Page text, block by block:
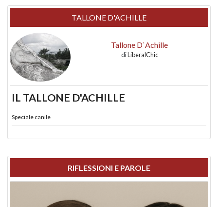
TALLONE D'ACHILLE
Tallone D`Achille
diLiberalChic
IL TALLONE D'ACHILLE
Speciale canile
RIFLESSIONI E PAROLE